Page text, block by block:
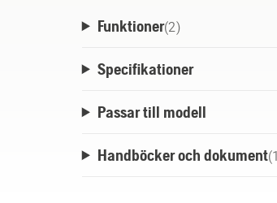
Funktioner(2)
Specifikationer
Passar till modell
Handböcker och dokument(1